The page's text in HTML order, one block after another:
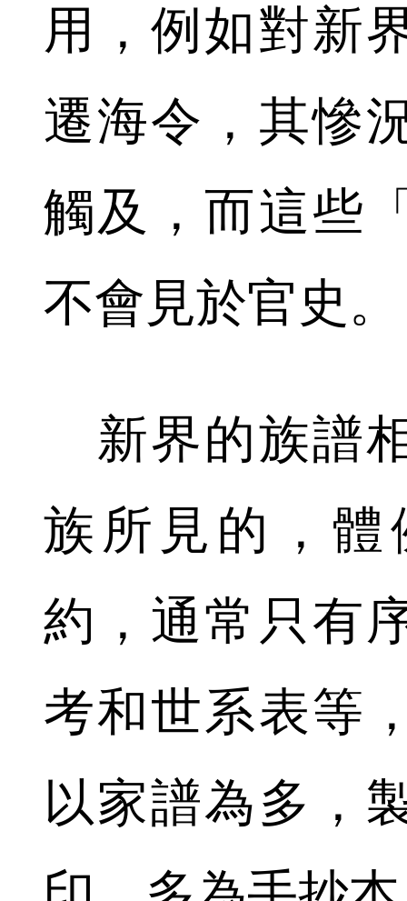
用，例如對新
遷海令，其慘
觸及，而這些
不會見於官史。
新界的族譜
族所見的，體
約，通常只有
考和世系表等
以家譜為多，